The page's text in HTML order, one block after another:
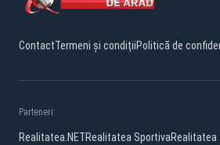
ContactTermeni și condițiiPolitică de
Parteneri:
Realitatea.NETRealitatea SportivaRealitatea